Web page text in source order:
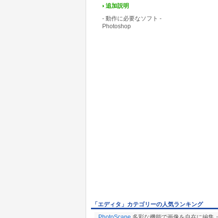
追加説明
- 動作に必要なソフト -
Photoshop
「エディタ」カテゴリーの人気ランキング